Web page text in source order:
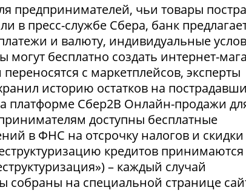
предпринимателей, чьи товары
в пресс-службе Сбера, банк
и валюту, индивидуальные
могут бесплатно создать интернет-
с маркетплейсов, эксперты
историю остатков на
платформе Сбер2В Онлайн-продажи
доступны бесплатные
в ФНС на отсрочку налогов и
кредитов принимаются
– каждый случай
собраны на специальной странице